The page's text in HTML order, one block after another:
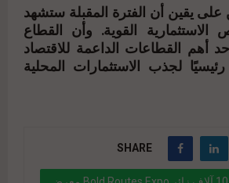
على يقين أن الفترة المقبلة ستشهد
القوية. وأن القطاع
أهم القطاعات الداعمة للاقتصاد
لجذب الاستثمارات المحلية
SHARE